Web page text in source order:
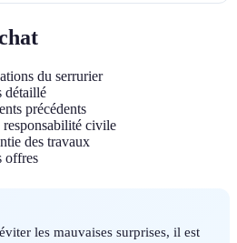
du serrurier
détaillé
précédents
civile
des travaux
offres
les mauvaises surprises, il est